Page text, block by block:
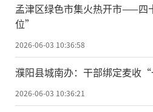
孟津区绿色市集火热开市——四
位”
2026-06-03 10:36:58
濮阳县城南办：干部绑定麦收“
2026-06-03 10:36:21